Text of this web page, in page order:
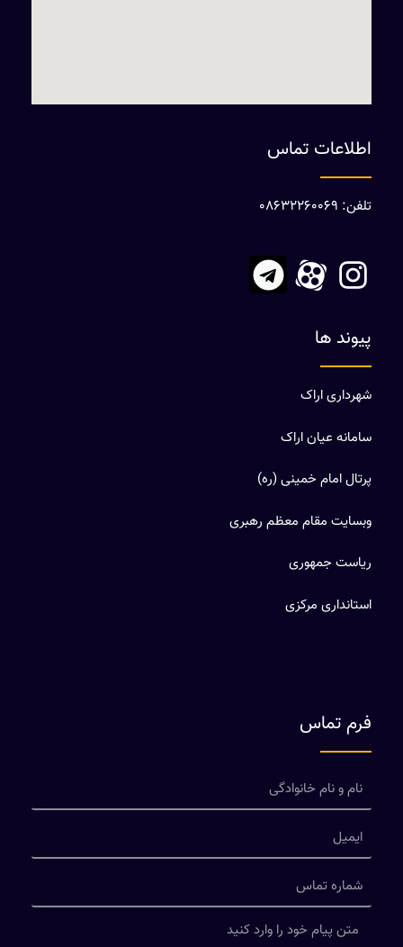
اطلاعات تماس
تلفن: 08632260069
پیوند ها
شهرداری اراک
سامانه عیان اراک
پرتال امام خمینی (ره)
وبسایت مقام معظم رهبری
ریاست جمهوری
استانداری مرکزی
فرم تماس